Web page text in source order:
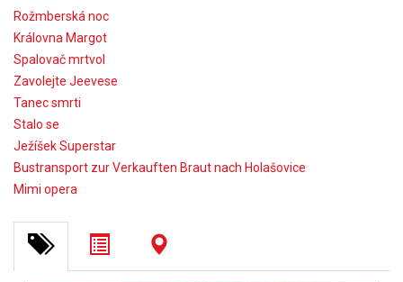
Rožmberská noc
Královna Margot
Spalovač mrtvol
Zavolejte Jeevese
Tanec smrti
Stalo se
Ježíšek Superstar
Bustransport zur Verkauften Braut nach Holašovice
Mimi opera